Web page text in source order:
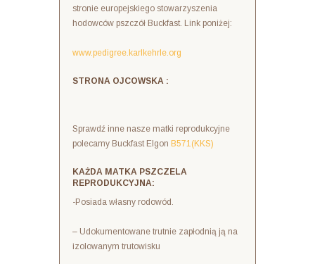
stronie europejskiego stowarzyszenia
hodowców pszczół Buckfast. Link poniżej:
www.pedigree.karlkehrle.org
STRONA OJCOWSKA :
Sprawdź inne nasze matki reprodukcyjne
polecamy Buckfast Elgon B571(KKS)
KAŻDA MATKA PSZCZELA
REPRODUKCYJNA:
-Posiada własny rodowód.
– Udokumentowane trutnie zapłodnią ją na
izolowanym trutowisku